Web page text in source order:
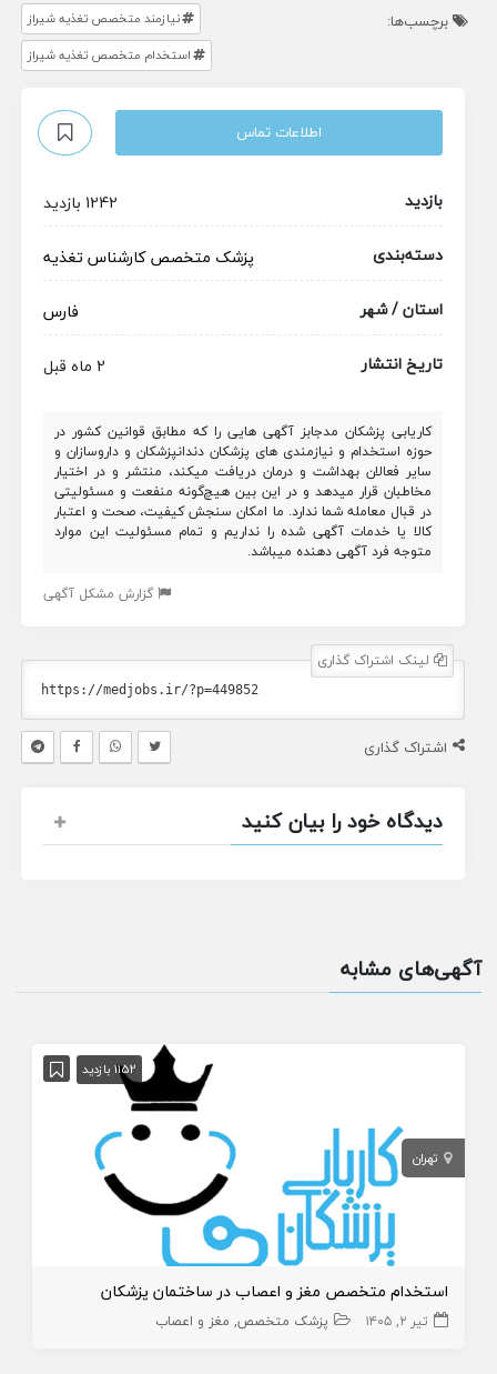
برچسب‌ها:
نیازمند متخصص تغذیه شیراز
استخدام متخصص تغذیه شیراز
اطلاعات تماس
بازدید
1242 بازدید
دسته‌بندی
پزشک متخصصکارشناس تغذیه
استان / شهر
فارس
تاریخ انتشار
2 ماه قبل
کاریابی پزشکان مدجابز آگهی هایی را که مطابق قوانین کشور در
حوزه استخدام و نیازمندی های پزشکان دندانپزشکان و داروسازان و
سایر فعالان بهداشت و درمان دریافت میکند، منتشر و در اختیار
مخاطبان قرار میدهد و در این بین هیچ‌گونه منفعت و مسئولیتی
در قبال معامله شما ندارد. ما امکان سنجش کیفیت، صحت و اعتبار
کالا یا خدمات آگهی شده را نداریم و تمام مسئولیت این موارد
متوجه فرد آگهی دهنده میباشد.
گزارش مشکل آگهی
لینک اشتراک گذاری
اشتراک گذاری
دیدگاه خود را بیان کنید
آگهی‌های مشابه
1152 بازدید
تهران
استخدام متخصص مغز و اعصاب در ساختمان پزشکان
تیر ۲, ۱۴۰۵ پزشک متخصص مغز و اعصاب